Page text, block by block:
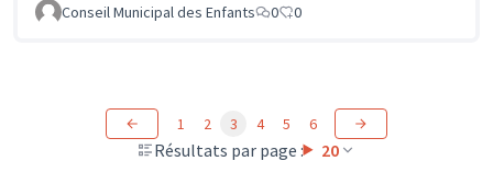
Conseil Municipal des Enfants
0 0
Résultats par page : 20
1 2 3 4 5 6